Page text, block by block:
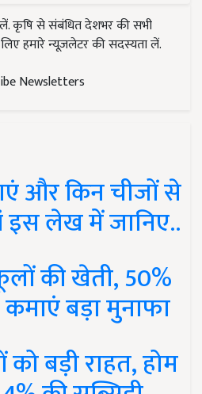
कृषि से संबंधित देशभर की सभी
हमारे न्यूज़लेटर की सदस्यता लें.
Newsletters
और किन चीजों से
इस लेख में जानिए..
की खेती, 50%
बड़ा मुनाफा
बड़ी राहत, होम